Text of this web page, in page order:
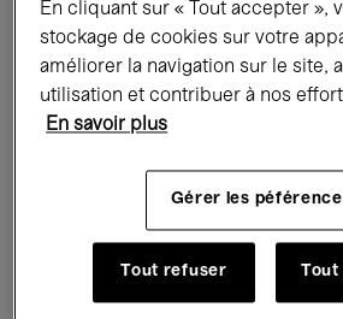
Tous les événements
Expositions Films
Rencontres & Débats
Musique classique Global
Musique électronique
En cliquant sur « Tout accepter »,
stockage de cookies sur votre
améliorer la navigation sur le site,
utilisation et contribuer à nos
En savoir plus
Gérer les
Tout refuser